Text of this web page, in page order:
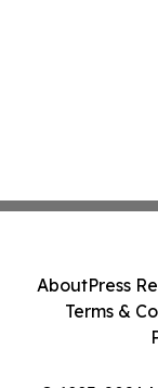
AboutPress
Terms &